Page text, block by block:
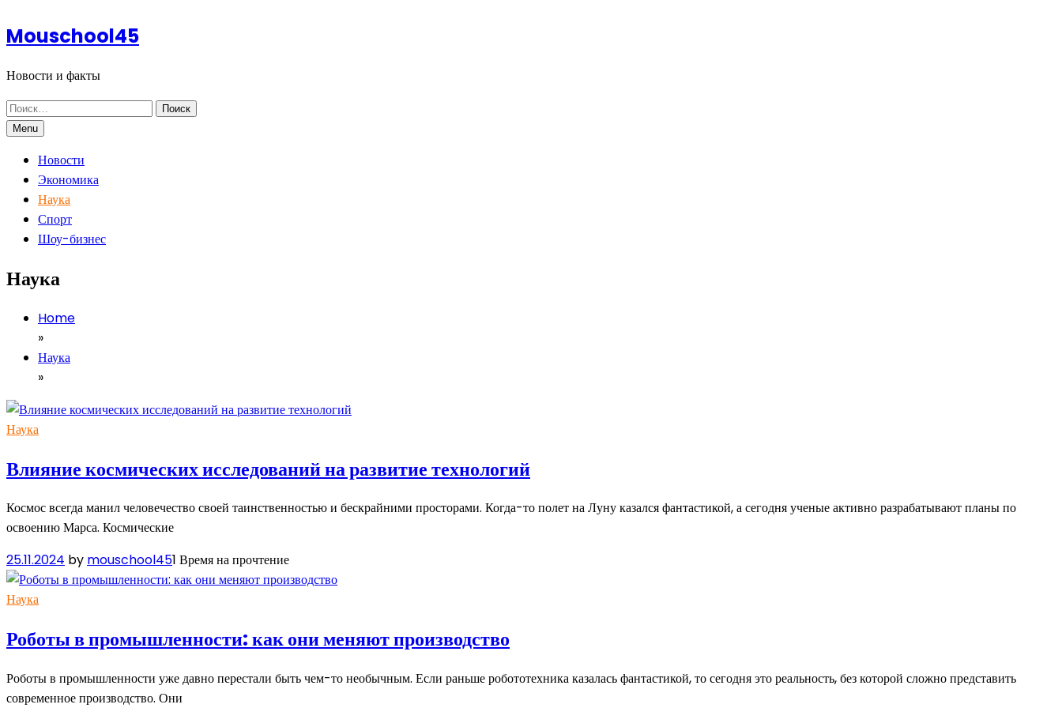
to
Mouschool45
Новости и факты
Найти:
Menu
Новости
Экономика
Наука
Спорт
Шоу-бизнес
Наука
Home
»
Наука
»
Наука
Влияние космических исследований на развитие технологий
Космос всегда манил человечество своей таинственностью и бескрайними просторами. Когда-то полет на Луну казался фантастикой, а сегодня ученые активно разрабатывают планы по
освоению Марса. Космические
25.11.2024 by mouschool451 Время на прочтение
Наука
Роботы в промышленности: как они меняют производство
Роботы в промышленности уже давно перестали быть чем-то необычным. Если раньше робототехника казалась фантастикой, то сегодня это реальность, без которой сложно представить
современное производство. Они